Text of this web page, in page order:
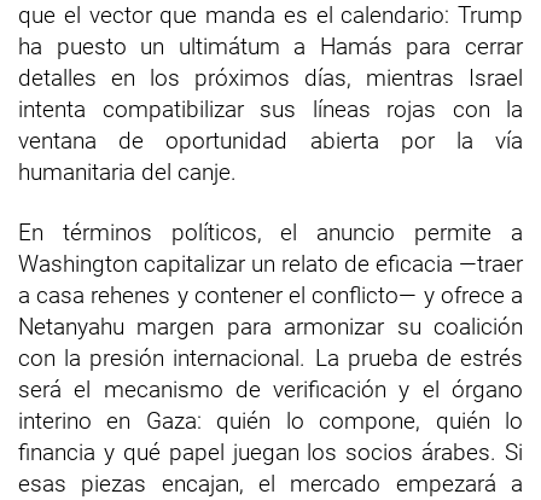
que el vector que manda es el calendario: Trump
ha puesto un ultimátum a Hamás para cerrar
detalles en los próximos días, mientras Israel
intenta compatibilizar sus líneas rojas con la
ventana de oportunidad abierta por la vía
humanitaria del canje.
En términos políticos, el anuncio permite a
Washington capitalizar un relato de eficacia —traer
a casa rehenes y contener el conflicto— y ofrece a
Netanyahu margen para armonizar su coalición
con la presión internacional. La prueba de estrés
será el mecanismo de verificación y el órgano
interino en Gaza: quién lo compone, quién lo
financia y qué papel juegan los socios árabes. Si
esas piezas encajan, el mercado empezará a